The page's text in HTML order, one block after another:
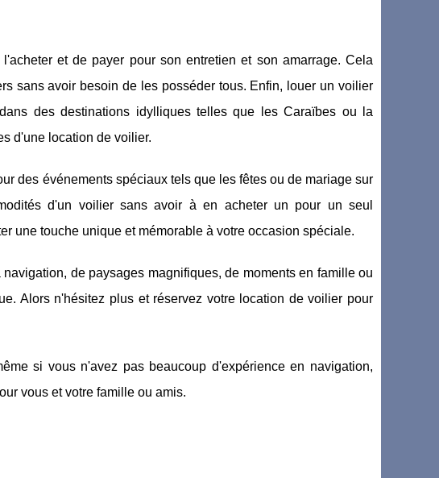
et de payer pour son entretien et son amarrage. Cela
sans avoir besoin de les posséder tous. Enfin, louer un voilier
des destinations idylliques telles que les Caraïbes ou la
d'une location de voilier.
des événements spéciaux tels que les fêtes ou de mariage sur
d'un voilier sans avoir à en acheter un pour un seul
une touche unique et mémorable à votre occasion spéciale.
de paysages magnifiques, de moments en famille ou
Alors n'hésitez plus et réservez votre location de voilier pour
si vous n'avez pas beaucoup d'expérience en navigation,
vous et votre famille ou amis.